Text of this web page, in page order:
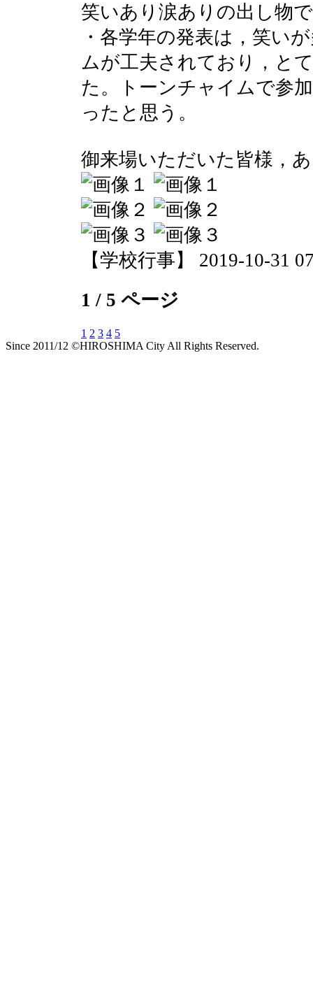
笑いあり涙ありの出し物
・各学年の発表は，笑い
ムが工夫されており，と
た。トーンチャイムで参
ったと思う。
御来場いただいた皆様，
【学校行事】 2019-10-31
1 / 5 ページ
1 2 3 4 5
Since 2011/12 ©HIROSHIMA City All Rights Reserved.